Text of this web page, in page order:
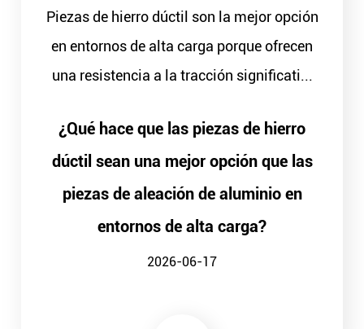
Piezas de hierro dúctil son la mejor opción
en entornos de alta carga porque ofrecen
una resistencia a la tracción significati...
¿Qué hace que las piezas de hierro
dúctil sean una mejor opción que las
piezas de aleación de aluminio en
entornos de alta carga?
2026-06-17